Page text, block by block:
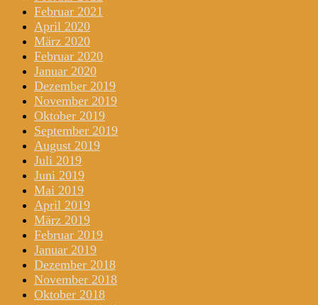
Februar 2021
April 2020
März 2020
Februar 2020
Januar 2020
Dezember 2019
November 2019
Oktober 2019
September 2019
August 2019
Juli 2019
Juni 2019
Mai 2019
April 2019
März 2019
Februar 2019
Januar 2019
Dezember 2018
November 2018
Oktober 2018